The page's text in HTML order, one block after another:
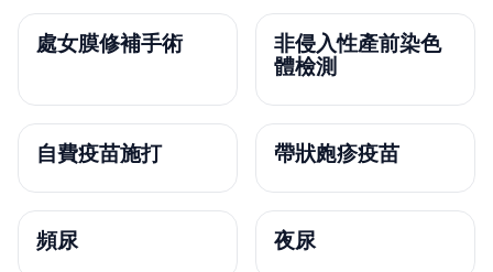
處女膜修補手術
非侵入性產前染色
體檢測
自費疫苗施打 帶狀皰疹疫苗
頻尿 夜尿